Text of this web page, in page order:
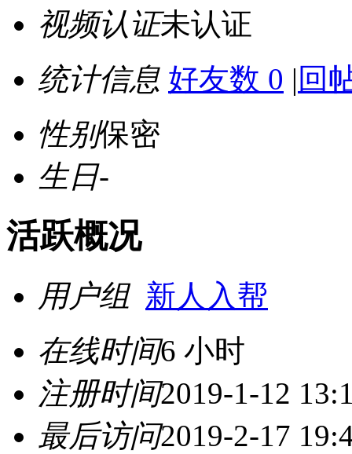
视频认证未认证
统计信息 好友数 0 | 回
性别保密
生日-
活跃概况
用户组 新人入帮
在线时间6 小时
注册时间2019-1-12
最后访问2019-2-17